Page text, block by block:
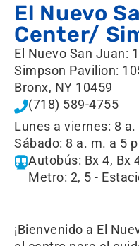
El Nuevo
Center/
El Nuevo San Juan:
Simpson Pavilion:
Bronx, NY 10459
(718) 589-4755
Lunes a viernes: 8
Sábado: 8 a. m. a 5
Autobús: Bx 4, Bx
Metro: 2, 5 -
¡Bienvenido a El